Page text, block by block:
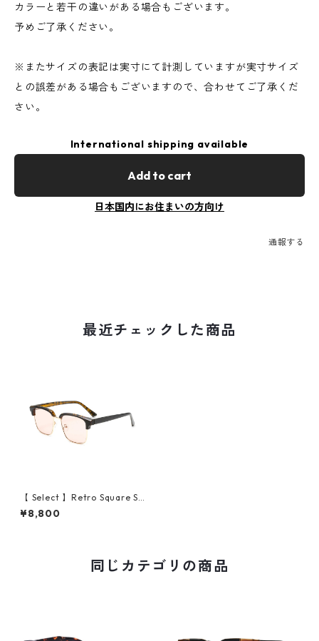
カラーと若干の違いがある場合もございます。
予めご了承ください。
※またサイズの表記は実寸にて計測していますが実寸サイズ
との誤差がある場合もございますので、合わせてご了承くだ
さい。
International shipping available
Add to cart
日本国内にお住まいの方向け
通報する
最近チェックした商品
【 Select 】Retro Square Se
mi Metal Sunglasses (Demi/
Champagne)
¥8,800
同じカテゴリの商品